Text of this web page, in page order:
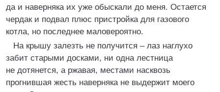
да и наверняка их уже обыскали до меня. Остается
чердак и подвал плюс пристройка для газового
котла, но последнее маловероятно.
На крышу залезть не получится – лаз наглухо
забит старыми досками, ни одна лестница
не дотянется, а ржавая, местами насквозь
прогнившая жесть наверняка не выдержит моего